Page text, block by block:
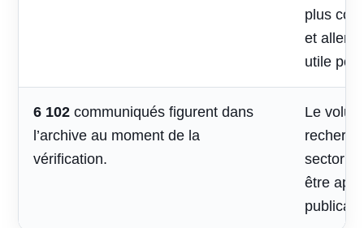
plus
et aller
utile
6 102 communiqués figurent dans
l’archive au moment de la
vérification.
Le
être